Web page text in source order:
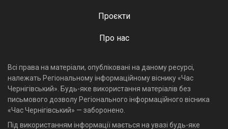
Проєкти
Про нас
Всі права на матеріали, опубліковані на даному ресурсі,
належать Регіональному інформаційному віснику «Час
Чернігівський». Будь-яке використання матеріалів без
письмового дозволу Регіонального інформаційного вісника
«Час Чернігівський» — заборонено.
Під використанням інформації мається на увазі будь-яке